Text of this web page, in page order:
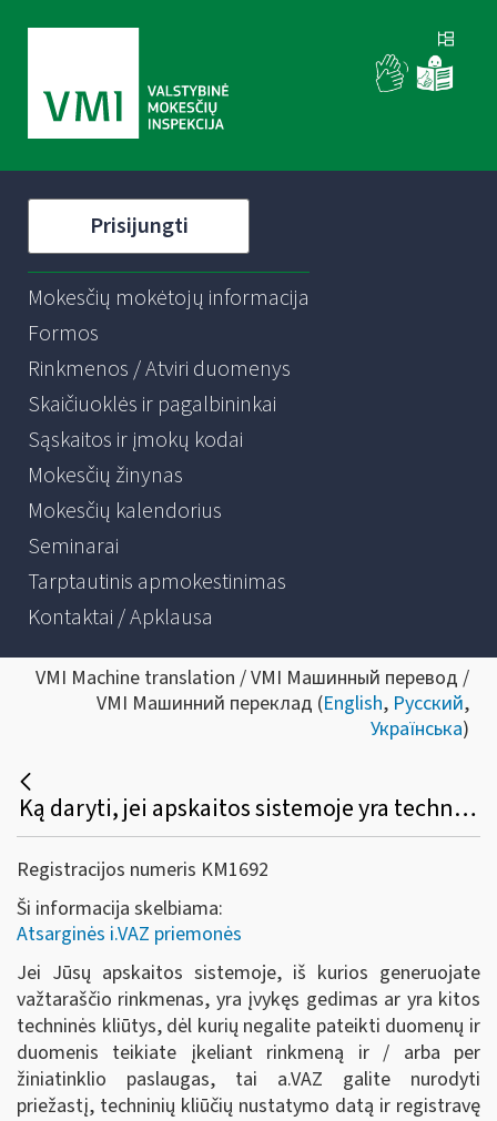
Prisijungti
Mokesčių mokėtojų informacija
Formos
Rinkmenos / Atviri duomenys
Skaičiuoklės ir pagalbininkai
Sąskaitos ir įmokų kodai
Mokesčių žinynas
Mokesčių kalendorius
Seminarai
Tarptautinis apmokestinimas
Kontaktai / Apklausa
VMI Machine translation / VMI Машинный перевод /
VMI Машинний переклад (English, Русский,
Українська)
Ką daryti, jei apskaitos sistemoje yra techninių trikių ir dėl to nėra galimybės pateikti važtaraščio duomenų?
Registracijos numeris KM1692
Ši informacija skelbiama:
Atsarginės i.VAZ priemonės
Jei Jūsų apskaitos sistemoje, iš kurios generuojate
važtaraščio rinkmenas, yra įvykęs gedimas ar yra kitos
techninės kliūtys, dėl kurių negalite pateikti duomenų ir
duomenis teikiate įkeliant rinkmeną ir / arba per
žiniatinklio paslaugas, tai a.VAZ galite nurodyti
priežastį, techninių kliūčių nustatymo datą ir registravę